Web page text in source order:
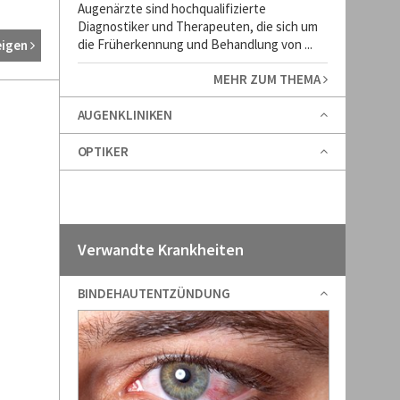
Augenärzte sind hochqualifizierte
Diagnostiker und Therapeuten, die sich um
die Früherkennung und Behandlung von ...
MEHR ZUM THEMA
AUGENKLINIKEN
OPTIKER
Verwandte Krankheiten
BINDEHAUTENTZÜNDUNG